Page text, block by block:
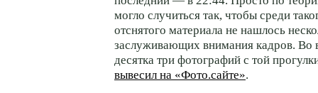
могло случиться так, чтобы среди
отснятого материала не нашлось
заслуживающих внимания кадров. Во
десятка три фотографий с той
вывесил на «Фото.сайте».